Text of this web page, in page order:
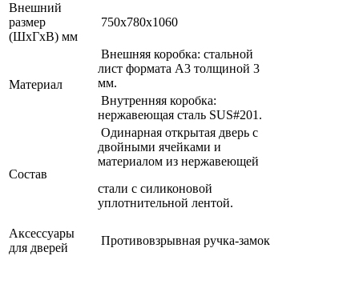
Внешний
размер
(ШxГxВ) мм
750x780x1060
Материал
Внешняя коробка: стальной
лист формата А3 толщиной 3
мм.
Внутренняя коробка:
нержавеющая сталь SUS#201.
Состав
Одинарная открытая дверь с
двойными ячейками и
материалом из нержавеющей
стали с силиконовой
уплотнительной лентой.
Аксессуары
для дверей
Противовзрывная ручка-замок